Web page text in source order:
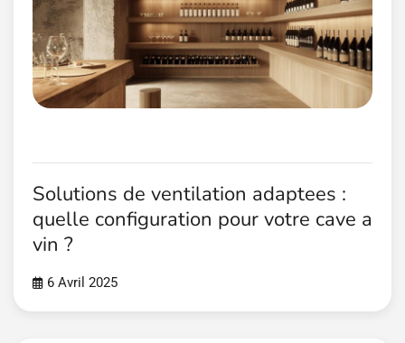
Solutions de ventilation adaptees :
quelle configuration pour votre cave a
vin ?
6 Avril 2025